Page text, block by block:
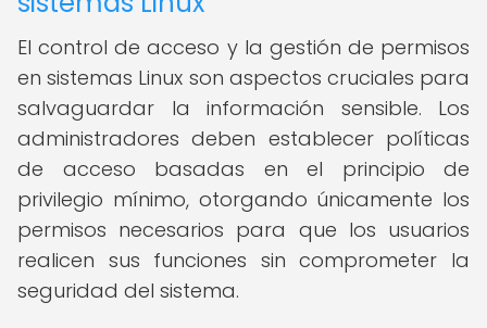
El control de acceso y la gestión de permisos
en sistemas Linux son aspectos cruciales para
salvaguardar la información sensible. Los
administradores deben establecer políticas
de acceso basadas en el principio de
privilegio mínimo, otorgando únicamente los
permisos necesarios para que los usuarios
realicen sus funciones sin comprometer la
seguridad del sistema.